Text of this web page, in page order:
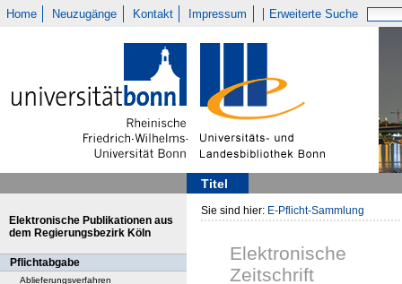
Home Neuzugänge Kontakt Impressum Erweiterte Suche
Titel
Elektronische Publikationen aus
dem Regierungsbezirk Köln
Pflichtabgabe
Ablieferungsverfahren
Sie sind hier: E-Pflicht-Sammlung
Elektronische
Zeitschrift